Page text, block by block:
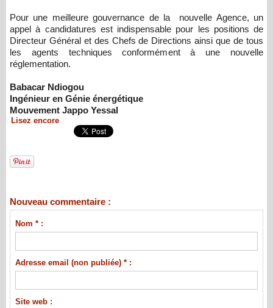
Pour une meilleure gouvernance de la nouvelle Agence, un
appel à candidatures est indispensable pour les positions de
Directeur Général et des Chefs de Directions ainsi que de tous
les agents techniques conformément à une nouvelle
réglementation.
Babacar Ndiogou
Ingénieur en Génie énergétique
Mouvement Jappo Yessal
Lisez encore
Nouveau commentaire :
Nom * :
Adresse email (non publiée) * :
Site web :